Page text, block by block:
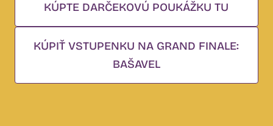
KÚPTE DARČEKOVÚ POUKÁŽKU TU
KÚPIŤ VSTUPENKU NA GRAND FINALE:
BAŠAVEL